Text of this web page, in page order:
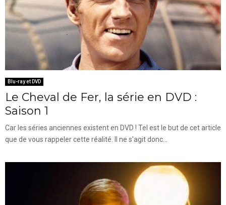
Blu-ray et DVD
Le Cheval de Fer, la série en DVD :
Saison 1
Car les séries anciennes existent en DVD ! Tel est le but de cet article
que de vous rappeler cette réalité. Il ne s'agit donc...